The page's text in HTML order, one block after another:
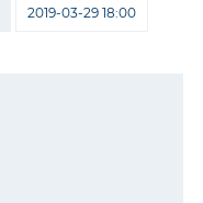
2019-03-29 18:00